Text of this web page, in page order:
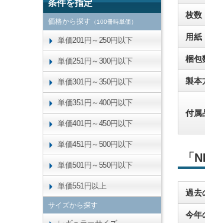
枚数
用紙
梱包
製本
付属
「
過去
今年
条件を指定
価格から探す （100冊時単価）
単価201円～250円以下
単価251円～300円以下
単価301円～350円以下
単価351円～400円以下
単価401円～450円以下
単価451円～500円以下
単価501円～550円以下
単価551円以上
サイズから探す